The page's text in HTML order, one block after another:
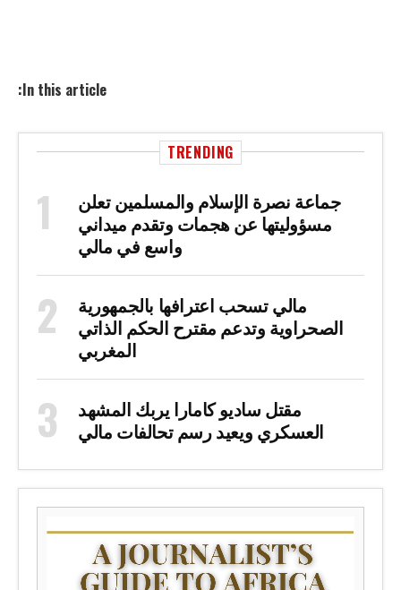
In this article:
TRENDING
جماعة نصرة الإسلام والمسلمين تعلن
مسؤوليتها عن هجمات وتقدم ميداني
واسع في مالي
مالي تسحب اعترافها بالجمهورية
الصحراوية وتدعم مقترح الحكم الذاتي
المغربي
مقتل ساديو كامارا يربك المشهد
العسكري ويعيد رسم تحالفات مالي